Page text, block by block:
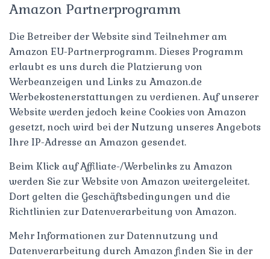
Amazon Partnerprogramm
Die Betreiber der Website sind Teilnehmer am
Amazon EU-Partnerprogramm. Dieses Programm
erlaubt es uns durch die Platzierung von
Werbeanzeigen und Links zu Amazon.de
Werbekostenerstattungen zu verdienen. Auf unserer
Website werden jedoch keine Cookies von Amazon
gesetzt, noch wird bei der Nutzung unseres Angebots
Ihre IP-Adresse an Amazon gesendet.
Beim Klick auf Affiliate-/Werbelinks zu Amazon
werden Sie zur Website von Amazon weitergeleitet.
Dort gelten die Geschäftsbedingungen und die
Richtlinien zur Datenverarbeitung von Amazon.
Mehr Informationen zur Datennutzung und
Datenverarbeitung durch Amazon finden Sie in der